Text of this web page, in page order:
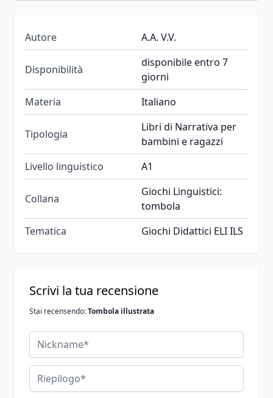
Autore A.A. V.V.
Disponibilità
disponibile entro 7
giorni
Materia
Italiano
Tipologia
Libri di Narrativa per
bambini e ragazzi
Livello linguistico
A1
Collana
Giochi Linguistici:
tombola
Tematica
Giochi Didattici ELI ILS
Scrivi la tua recensione
Stai recensendo:Tombola illustrata
Nickname
Riepilogo